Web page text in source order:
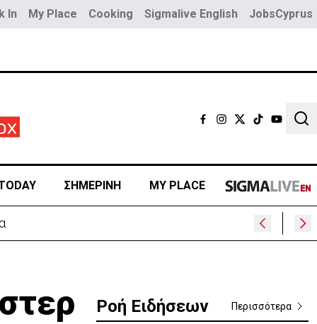
In My Place Cooking Sigmalive English JobsCyprus
ΣΗΜΕΡΙΝΗ MY PLACE
Ροή Ειδήσεων Περισσότερα